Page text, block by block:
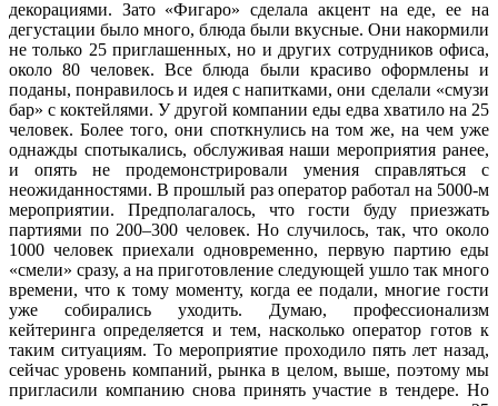
декорациями. Зато «Фигаро» сделала акцент на еде, ее на
дегустации было много, блюда были вкусные. Они накормили
не только 25 приглашенных, но и других сотрудников офиса,
около 80 человек. Все блюда были красиво оформлены и
поданы, понравилось и идея с напитками, они сделали «смузи
бар» с коктейлями. У другой компании еды едва хватило на 25
человек. Более того, они споткнулись на том же, на чем уже
однажды спотыкались, обслуживая наши мероприятия ранее,
и опять не продемонстрировали умения справляться с
неожиданностями. В прошлый раз оператор работал на 5000-м
мероприятии. Предполагалось, что гости буду приезжать
партиями по 200–300 человек. Но случилось, так, что около
1000 человек приехали одновременно, первую партию еды
«смели» сразу, а на приготовление следующей ушло так много
времени, что к тому моменту, когда ее подали, многие гости
уже собирались уходить. Думаю, профессионализм
кейтеринга определяется и тем, насколько оператор готов к
таким ситуациям. То мероприятие проходило пять лет назад,
сейчас уровень компаний, рынка в целом, выше, поэтому мы
пригласили компанию снова принять участие в тендере. Но